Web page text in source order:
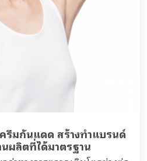
มกันแดด สร้างทำแบรนด์
ผลิตที่ได้มาตรฐาน